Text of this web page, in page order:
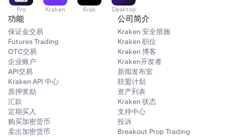
$15M – $25M
0% / 0.1%
0.0125% / 0.035%
$25M – $50M
0% / 0.1%
0.01% / 0.03%
Pro Kraken Krak Desktop
功能
保证金交易
Futures Trading
OTC交易
企业账户
API交易
Kraken API 中心
质押奖励
汇款
定期买入
购买加密货币
卖出加密货币
公司简介
Kraken 安全措施
Kraken 职位
Kraken 博客
Kraken开发者
新闻发布室
联盟计划
资产列表
Kraken 状态
支持中心
投诉
Breakout Prop Trading